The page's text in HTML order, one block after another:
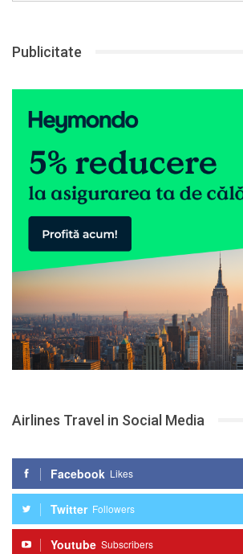
Publicitate
Airlines Travel in Social Media
Facebook Likes
Twitter Followers
Youtube Subscribers